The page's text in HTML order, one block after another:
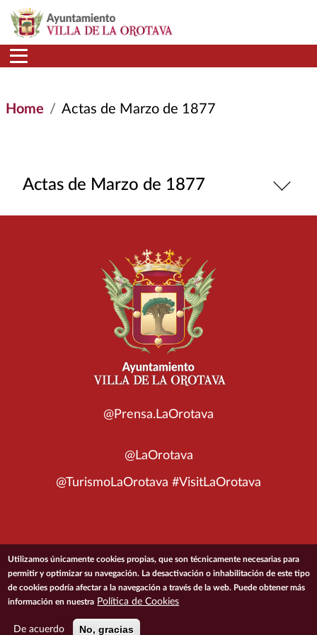
Skip to main content
Home Actas de Marzo de 1877
Actas de Marzo de 1877
@Prensa.LaOrotava
@LaOrotava
@TurismoLaOrotava #VisitLaOrotava
© 2026 Ayuntamiento de la Villa de La Orotava
ACCESIBILIDADCONDICIONES DE USOPOLÍTICA DE PRIVACIDAD
Utilizamos únicamente cookies propias, que son técnicamente necesarias para
permitir y optimizar su navegación. La desactivación o inhabilitación de este tipo
de cookies podría afectar a la navegación a través de la web. Puede obtener más
información en nuestra Política de Cookies
De acuerdo No, gracias